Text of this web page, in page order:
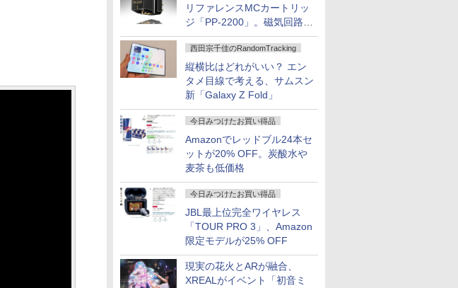
リファレンスMCカートリッ
ジ「PP-2200」。磁気回路や
ハウジングを根本から見直し
西田宗千佳のRandomTracking
縦横比はどれがいい？ エン
タメ目線で考える、サムスン
新「Galaxy Z Fold」
今日みつけたお買い得品
Amazonでレッドブル24本セ
ットが20% OFF。炭酸水や
麦茶も低価格
今日みつけたお買い得品
JBL最上位完全ワイヤレス
「TOUR PRO 3」、Amazon
限定モデルが25% OFF
現実の花火とARが融合、
XREALがイベント「初音ミ